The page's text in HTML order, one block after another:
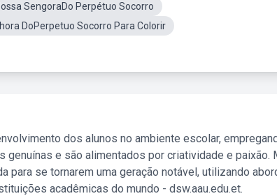
SengoraDo Perpétuo Socorro
DoPerpetuo Socorro Para Colorir
dos alunos no ambiente escolar,
e são alimentados por criatividade e paixão.
para se tornarem uma geração notável, utilizando
acadêmicas do mundo - dsw.aau.edu.et.